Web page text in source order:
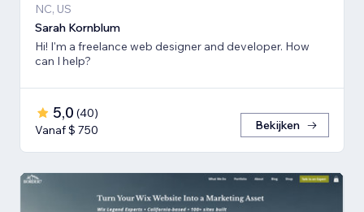
NC, US
Sarah Kornblum
Hi! I'm a freelance web designer and developer. How
can I help?
5,0 (40)
Vanaf $ 750
Bekijken